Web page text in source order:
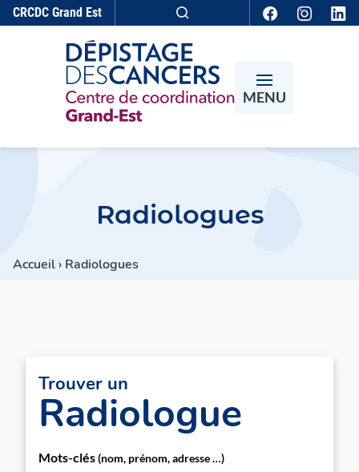
Aller au contenu
CRCDC Grand Est Recherche
MENU
Radiologues
Accueil › Radiologues
Trouver un
Radiologue
Mots-clés(nom, prénom, adresse …)